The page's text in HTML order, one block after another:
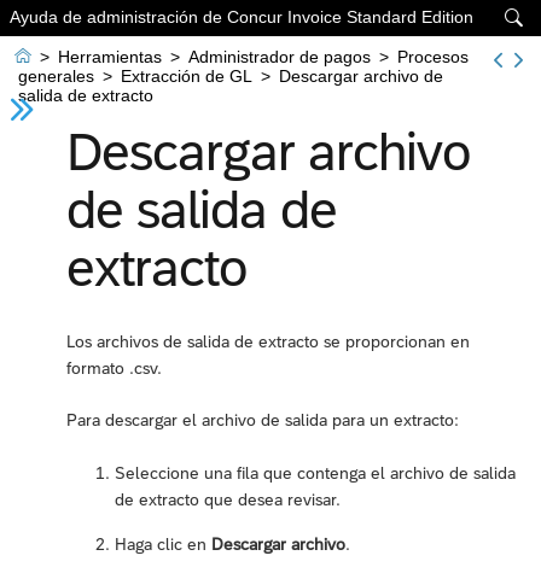

Ayuda de administración de Concur Invoice Standard Edition
 > Herramientas > Administrador de pagos > Procesos
generales > Extracción de GL > Descargar archivo de
salida de extracto
Descargar archivo
de salida de
extracto
Los archivos de salida de extracto se proporcionan en
formato .csv.
Para descargar el archivo de salida para un extracto:
Seleccione una fila que contenga el archivo de salida
de extracto que desea revisar.
Haga clic en Descargar archivo.